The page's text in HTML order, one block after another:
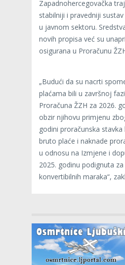
Zapadnohercegovačka
stabilniji i pravedniji
u javnom sektoru.
novih propisa već su
osigurana u Proračunu
„Budući da su nacrti
plaćama bili u završnoj
Proračuna ŽZH za 2026.
obzir njihovu primjenu
godini proračunska
bruto plaće i naknade
u odnosu na Izmjene i
2025. godinu podignuta za
konvertibilnih maraka“,